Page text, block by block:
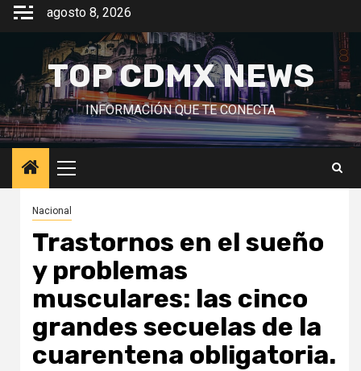
Saltar
contenido
agosto 8, 2026
TOP CDMX NEWS
INFORMACIÓN QUE TE CONECTA
Menú
principal
Nacional
Trastornos en el sueño
y problemas
musculares: las cinco
grandes secuelas de la
cuarentena obligatoria.